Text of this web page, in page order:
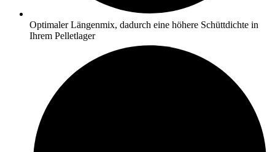
Optimaler Längenmix, dadurch eine höhere Schüttdichte in
Ihrem Pelletlager